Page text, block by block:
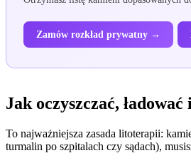
Zamów rozkład prywatny →
Jak oczyszczać,
To najważniejsza zasada litoterapii:
turmalin po szpitalach czy sądach),